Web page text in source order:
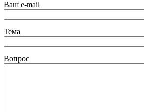
Ваш e-mail
Тема
Вопрос